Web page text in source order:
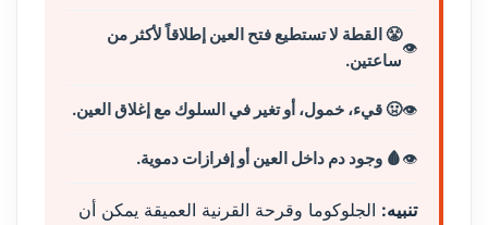
😤 القطة لا تستطيع فتح العين إطلاقاً لأكثر من
ساعتين.
🤢 قيء، خمول، أو تغير في السلوك مع إغلاق العين.
🩸 وجود دم داخل العين أو إفرازات دموية.
تنبيه: الجلوكوما وقرحة القرنية العميقة يمكن أن